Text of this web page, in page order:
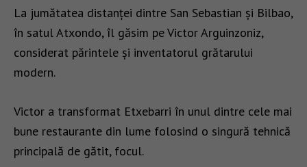
La jumătatea distanței dintre San Sebastian și Bilbao,
în satul Atxondo, îl găsim pe Victor Arguinzoniz,
considerat părintele și inventatorul grătarului
modern.
Victor a transformat Etxebarri în unul dintre cele mai
bune restaurante din lume folosind o singură tehnică
principală de gătit, focul.